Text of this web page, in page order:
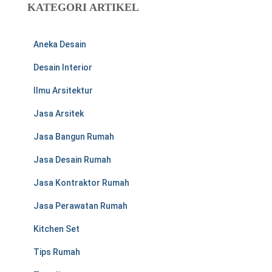
n
KATEGORI ARTIKEL
Aneka Desain
Desain Interior
Ilmu Arsitektur
Jasa Arsitek
Jasa Bangun Rumah
Jasa Desain Rumah
Jasa Kontraktor Rumah
Jasa Perawatan Rumah
Kitchen Set
Tips Rumah